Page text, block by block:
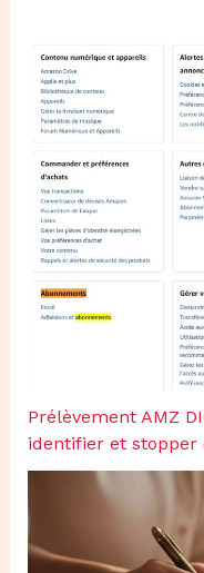
Prélèvement AMZ
identifier et